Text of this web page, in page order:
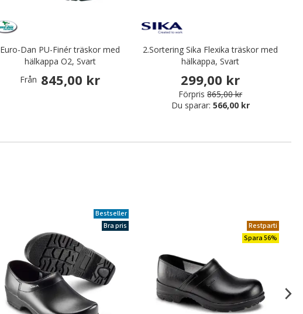
Euro-Dan PU-Finér träskor med
hälkappa O2, Svart
Från 845,00 kr
2.Sortering Sika Flexika träskor med
hälkappa, Svart
299,00 kr
Förpris 865,00 kr
Du sparar: 566,00 kr
Bestseller
Bra pris
Restparti
Spara 56%